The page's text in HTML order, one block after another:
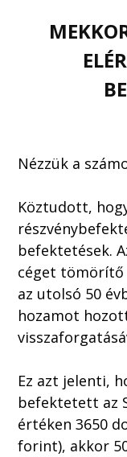
Nézzük a
Köztudott,
befektetések.
céget tömörítő
az utolsó 50
hozamot
Ez azt jelenti,
befektetett az
értéken 3650
forint), akkor